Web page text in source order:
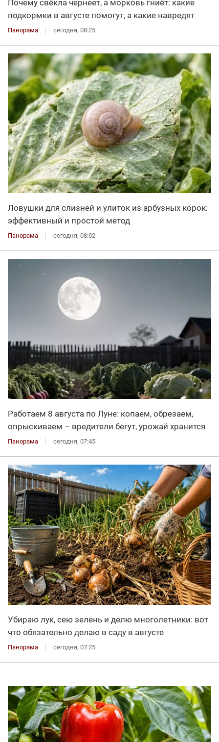
Почему свёкла чернеет, а морковь гниёт: какие
подкормки в августе помогут, а какие навредят
Панорама сегодня, 08:25
Ловушки для слизней и улиток из арбузных корок:
эффективный и простой метод
Панорама сегодня, 08:02
Работаем 8 августа по Луне: копаем, обрезаем,
опрыскиваем – вредители бегут, урожай хранится
Панорама сегодня, 07:45
Убираю лук, сею зелень и делю многолетники: вот
что обязательно делаю в саду в августе
Панорама сегодня, 07:25